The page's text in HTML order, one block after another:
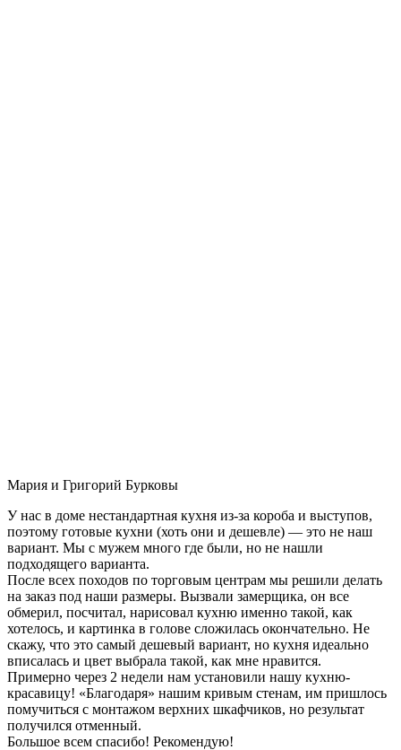
Мария и Григорий Бурковы
У нас в доме нестандартная кухня из-за короба и выступов,
поэтому готовые кухни (хоть они и дешевле) — это не наш
вариант. Мы с мужем много где были, но не нашли
подходящего варианта.
После всех походов по торговым центрам мы решили делать
на заказ под наши размеры. Вызвали замерщика, он все
обмерил, посчитал, нарисовал кухню именно такой, как
хотелось, и картинка в голове сложилась окончательно. Не
скажу, что это самый дешевый вариант, но кухня идеально
вписалась и цвет выбрала такой, как мне нравится.
Примерно через 2 недели нам установили нашу кухню-
красавицу! «Благодаря» нашим кривым стенам, им пришлось
помучиться с монтажом верхних шкафчиков, но результат
получился отменный.
Большое всем спасибо! Рекомендую!